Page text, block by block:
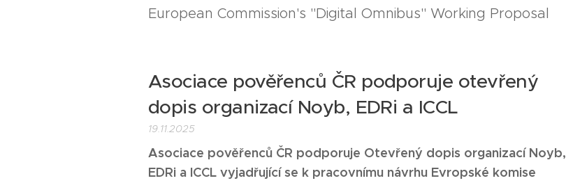
European Commission's "Digital Omnibus" Working Proposal
Asociace pověřenců ČR podporuje otevřený
dopis organizací Noyb, EDRi a ICCL
19.11.2025
Asociace pověřenců ČR podporuje Otevřený dopis organizací Noyb,
EDRi a ICCL vyjadřující se k pracovnímu návrhu Evropské komise